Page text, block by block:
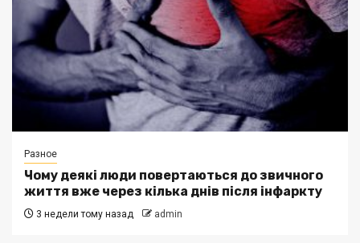
Разное
Чому деякі люди повертаються до звичного
життя вже через кілька днів після інфаркту
3 недели тому назад admin